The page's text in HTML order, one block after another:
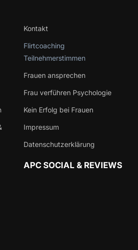
Kontakt
Flirtcoaching
Teilnehmerstimmen
Frauen ansprechen
Frau verführen Psychologie
Kein Erfolg bei Frauen
Impressum
Datenschutzerklärung
APC SOCIAL & REVIEWS